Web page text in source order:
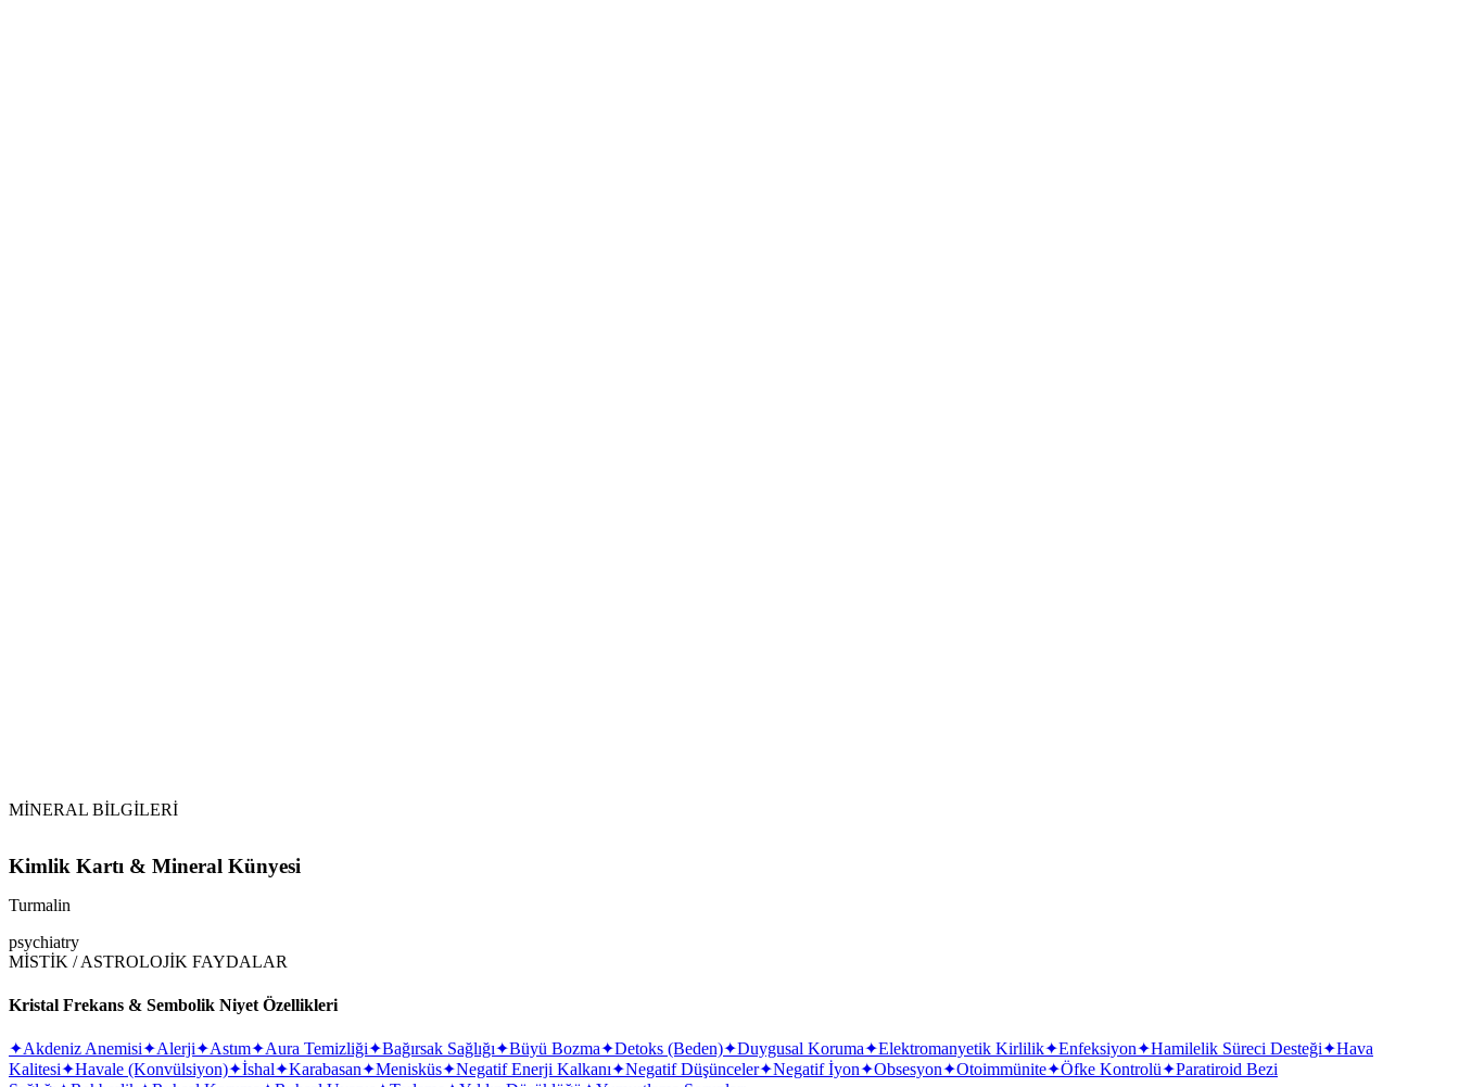
MİNERAL BİLGİLERİ
Kimlik Kartı & Mineral Künyesi
Turmalin
psychiatry
MİSTİK / ASTROLOJİK FAYDALAR
Kristal Frekans & Sembolik Niyet Özellikleri
✦Akdeniz Anemisi✦Alerji✦Astım✦Aura Temizliği✦Bağırsak Sağlığı✦Büyü Bozma✦Detoks (Beden)✦Duygusal Koruma✦Elektromanyetik Kirlilik✦Enfeksiyon✦Hamilelik Süreci Desteği✦Hava
Kalitesi✦Havale (Konvülsiyon)✦İshal✦Karabasan✦Menisküs✦Negatif Enerji Kalkanı✦Negatif Düşünceler✦Negatif İyon✦Obsesyon✦Otoimmünite✦Öfke Kontrolü✦Paratiroid Bezi